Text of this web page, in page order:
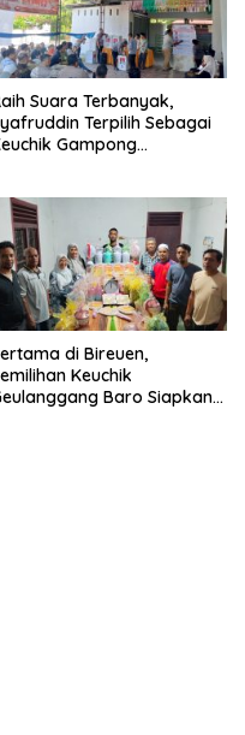
Suara Terbanyak,
Terpilih Sebagai
Gampong
di Bireuen,
Keuchik
Baro Siapkan